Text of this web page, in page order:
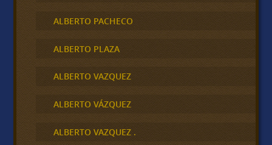
ALBERTO PACHECO
ALBERTO PLAZA
ALBERTO VAZQUEZ
ALBERTO VÁZQUEZ
ALBERTO VAZQUEZ .